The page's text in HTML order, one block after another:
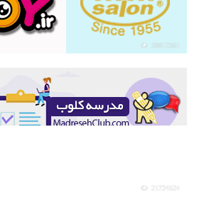
30812361